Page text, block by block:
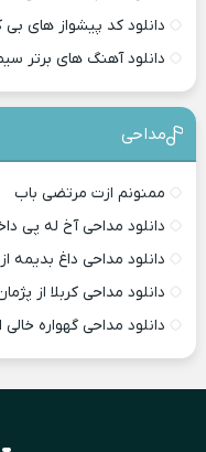
دانلود کد پیشواز های بی کلام
دانلود آهنگ های برتر
مداحی
ممنونم ازت مرتضی باب
دانلود مداحی آخ له پی
دانلود مداحی داغ بدیمه
دانلود مداحی کربلا از
دانلود مداحی گهواره